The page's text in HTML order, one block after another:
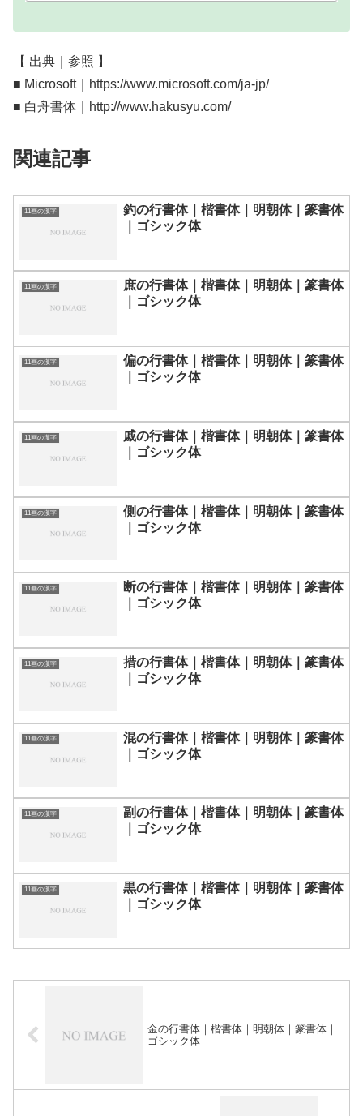
【 出典｜参照 】
■ Microsoft｜https://www.microsoft.com/ja-jp/
■ 白舟書体｜http://www.hakusyu.com/
関連記事
11画の漢字
釣の行書体｜楷書体｜明朝体｜篆書体
｜ゴシック体
11画の漢字
庶の行書体｜楷書体｜明朝体｜篆書体
｜ゴシック体
11画の漢字
偏の行書体｜楷書体｜明朝体｜篆書体
｜ゴシック体
11画の漢字
戚の行書体｜楷書体｜明朝体｜篆書体
｜ゴシック体
11画の漢字
側の行書体｜楷書体｜明朝体｜篆書体
｜ゴシック体
11画の漢字
断の行書体｜楷書体｜明朝体｜篆書体
｜ゴシック体
11画の漢字
措の行書体｜楷書体｜明朝体｜篆書体
｜ゴシック体
11画の漢字
混の行書体｜楷書体｜明朝体｜篆書体
｜ゴシック体
11画の漢字
副の行書体｜楷書体｜明朝体｜篆書体
｜ゴシック体
11画の漢字
黒の行書体｜楷書体｜明朝体｜篆書体
｜ゴシック体
金の行書体｜楷書体｜明朝体｜篆書体｜
ゴシック体